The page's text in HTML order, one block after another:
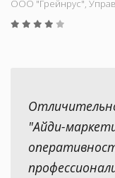
ООО "Грейнрус",
"Айди-